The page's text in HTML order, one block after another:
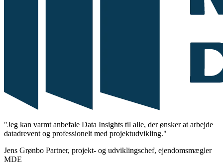
"Jeg kan varmt anbefale Data Insights til alle, der ønsker at arbejde
datadrevent og professionelt med projektudvikling."
Jens Grønbo Partner, projekt- og udviklingschef, ejendomsmægler
MDE